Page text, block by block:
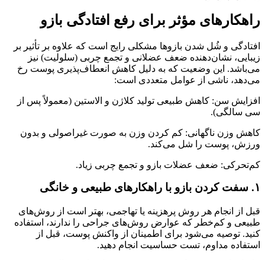
راهکارهای مؤثر برای رفع افتادگی بازو
افتادگی و شُل شدن بازوها مشکلی رایج است که علاوه بر تأثیر بر
زیبایی، نشان‌دهنده ضعف عضلانی و تجمع چربی (سلولیت) نیز
می‌باشد. این وضعیت که به دلیل کاهش انعطاف‌پذیری پوست رخ
می‌دهد، ناشی از عوامل متعددی است:
افزایش سن: کاهش طبیعی تولید کلاژن و الاستین (معمولاً پس از
سی سالگی).
کاهش وزن ناگهانی: کم کردن وزن به صورت غیراصولی و بدون
ورزش، پوست را شل می‌کند.
کم‌تحرکی: ضعف عضلات بازو و تجمع چربی زیاد.
۱. سفت کردن بازو با راهکارهای طبیعی و خانگی
قبل از انجام هر روش پرهزینه یا تهاجمی، بهتر است از روش‌های
طبیعی و کم‌خطر که عوارض روش‌های جراحی را ندارند، استفاده
کنید. توصیه می‌شود برای اطمینان از واکنش پوست، قبل از
استفاده مداوم، تست حساسیت انجام دهید.